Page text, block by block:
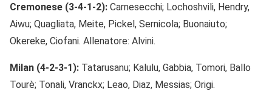
Cremonese (3-4-1-2): Carnesecchi; Lochoshvili, Hendry,
Aiwu; Quagliata, Meite, Pickel, Sernicola; Buonaiuto;
Okereke, Ciofani. Allenatore: Alvini.
Milan (4-2-3-1): Tatarusanu; Kalulu, Gabbia, Tomori, Ballo
Tourè; Tonali, Vranckx; Leao, Diaz, Messias; Origi.